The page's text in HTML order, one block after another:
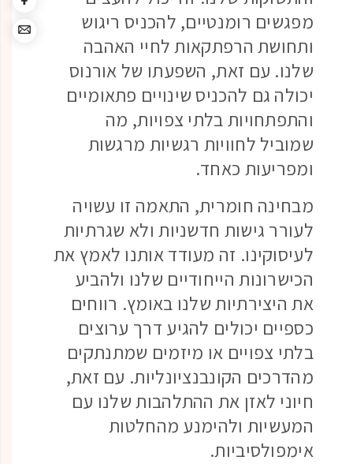
מפגשים רומנטיים, להכניס ריגוש
ותחושת הרפתקאות לחיי האהבה
שלנו. עם זאת, השפעתו של אורנוס
יכולה גם להכניס שינויים פתאומיים
והתפתחויות בלתי צפויות, מה
שמוביל לחוויות רגשיות מרגשות
ומפריעות כאחד.
מבחינה חומרית, התאמה זו עשויה
לעורר גישות חדשניות ולא שגרתיות
לעיסוקינו. זה מעודד אותנו לאמץ את
הכישרונות הייחודיים שלנו ולהביע
את היצירתיות שלנו באומץ. רווחים
כספיים יכולים להגיע דרך ערוצים
בלתי צפויים או מיזמים שמתנתקים
מהדרכים הקונבנציונליות. עם זאת,
חיוני לאזן את ההתלהבות שלנו עם
המעשיות ולהימנע מהחלטות
אימפולסיביות.